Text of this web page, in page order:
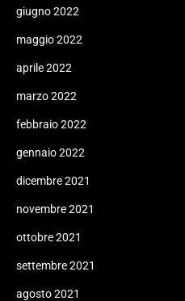
giugno 2022
maggio 2022
aprile 2022
marzo 2022
febbraio 2022
gennaio 2022
dicembre 2021
novembre 2021
ottobre 2021
settembre 2021
agosto 2021